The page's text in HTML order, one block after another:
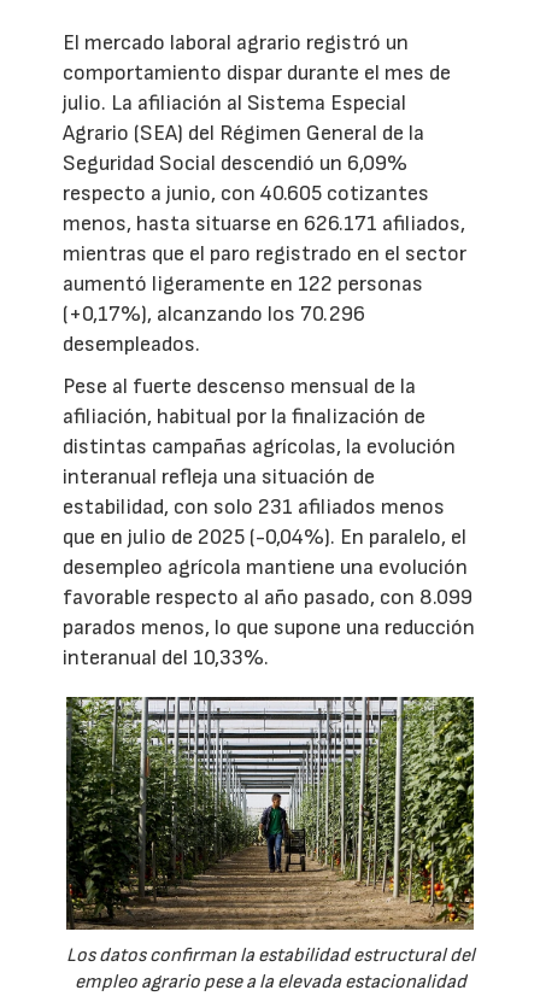
El mercado laboral agrario registró un
comportamiento dispar durante el mes de
julio. La afiliación al Sistema Especial
Agrario (SEA) del Régimen General de la
Seguridad Social descendió un 6,09%
respecto a junio, con 40.605 cotizantes
menos, hasta situarse en 626.171 afiliados,
mientras que el paro registrado en el sector
aumentó ligeramente en 122 personas
(+0,17%), alcanzando los 70.296
desempleados.
Pese al fuerte descenso mensual de la
afiliación, habitual por la finalización de
distintas campañas agrícolas, la evolución
interanual refleja una situación de
estabilidad, con solo 231 afiliados menos
que en julio de 2025 (-0,04%). En paralelo, el
desempleo agrícola mantiene una evolución
favorable respecto al año pasado, con 8.099
parados menos, lo que supone una reducción
interanual del 10,33%.
Los datos confirman la estabilidad estructural del
empleo agrario pese a la elevada estacionalidad